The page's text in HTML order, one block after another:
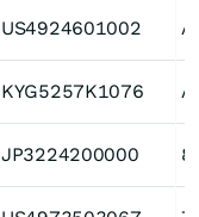
US4924601002
KYG5257K1076
JP3224200000